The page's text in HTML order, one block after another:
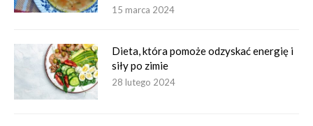
15 marca 2024
Dieta, która pomoże odzyskać energię i
siły po zimie
28 lutego 2024